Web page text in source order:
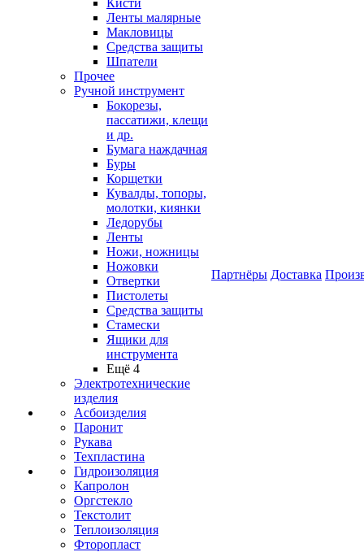
Кисти
Ленты малярные
Макловицы
Средства защиты
Шпатели
Прочее
Ручной инструмент
Бокорезы,
пассатижи, клещи
и др.
Бумага наждачная
Буры
Корщетки
Кувалды, топоры,
молотки, киянки
Ледорубы
Ленты
Ножи, ножницы
Ножовки
Отвертки
Пистолеты
Средства защиты
Стамески
Ящики для
инструмента
Ещё 4
Электротехнические
изделия
Асбоизделия
Паронит
Рукава
Техпластина
Гидроизоляция
Капролон
Оргстекло
Текстолит
Теплоизоляция
Фторопласт
Партнёры Доставка